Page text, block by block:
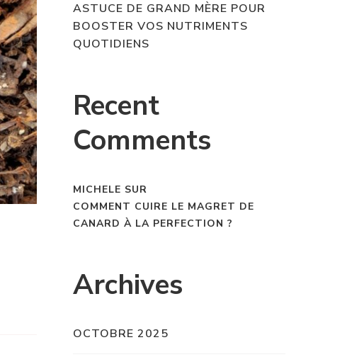
ASTUCE DE GRAND MÈRE POUR
BOOSTER VOS NUTRIMENTS
QUOTIDIENS
Recent
Comments
MICHELE SUR
COMMENT CUIRE LE MAGRET DE
CANARD À LA PERFECTION ?
Archives
OCTOBRE 2025